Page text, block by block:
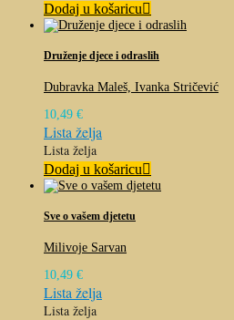
Dodaj u košaricu
Druženje djece i odraslih
Dubravka Maleš, Ivanka Stričević
10,49 €
Lista želja
Lista želja
Dodaj u košaricu
Sve o vašem djetetu
Milivoje Sarvan
10,49 €
Lista želja
Lista želja